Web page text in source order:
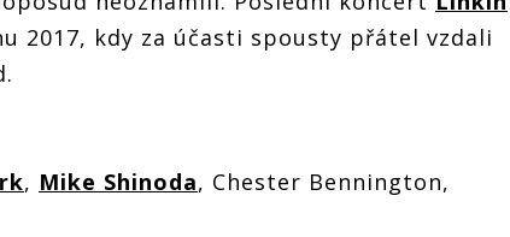
2017, kdy za účasti spousty přátel vzdali
, Mike Shinoda, Chester Bennington,